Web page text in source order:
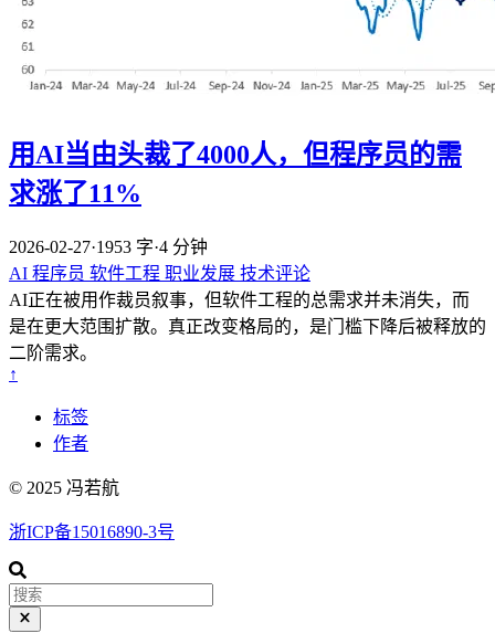
用AI当由头裁了4000人，但程序员的需
求涨了11%
2026-02-27·1953 字·4 分钟
AI 程序员 软件工程 职业发展 技术评论
AI正在被用作裁员叙事，但软件工程的总需求并未消失，而
是在更大范围扩散。真正改变格局的，是门槛下降后被释放的
二阶需求。
↑
标签
作者
© 2025 冯若航
浙ICP备15016890-3号